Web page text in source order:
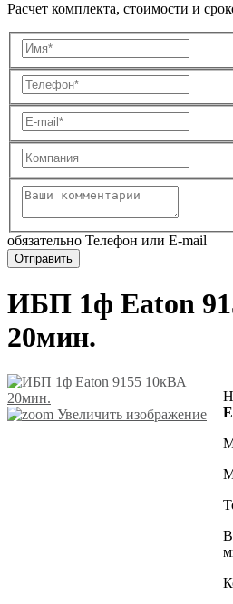
Расчет комплекта, стоимости и
обязательно Телефон или E-mail
ИБП 1ф Eaton
20мин.
Увеличить изображение